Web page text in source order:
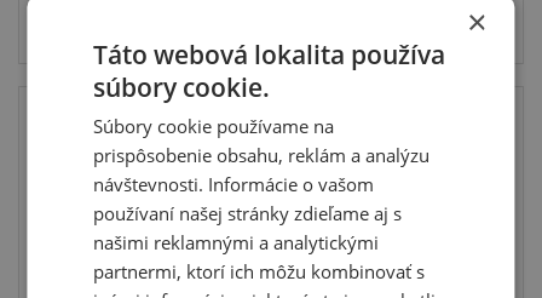
Skladom posledný 1 ks
×
Táto webová lokalita používa
súbory cookie.
Súbory cookie používame na
prispôsobenie obsahu, reklám a analýzu
návštevnosti. Informácie o vašom
používaní našej stránky zdieľame aj s
našimi reklamnými a analytickými
partnermi, ktorí ich môžu kombinovať s